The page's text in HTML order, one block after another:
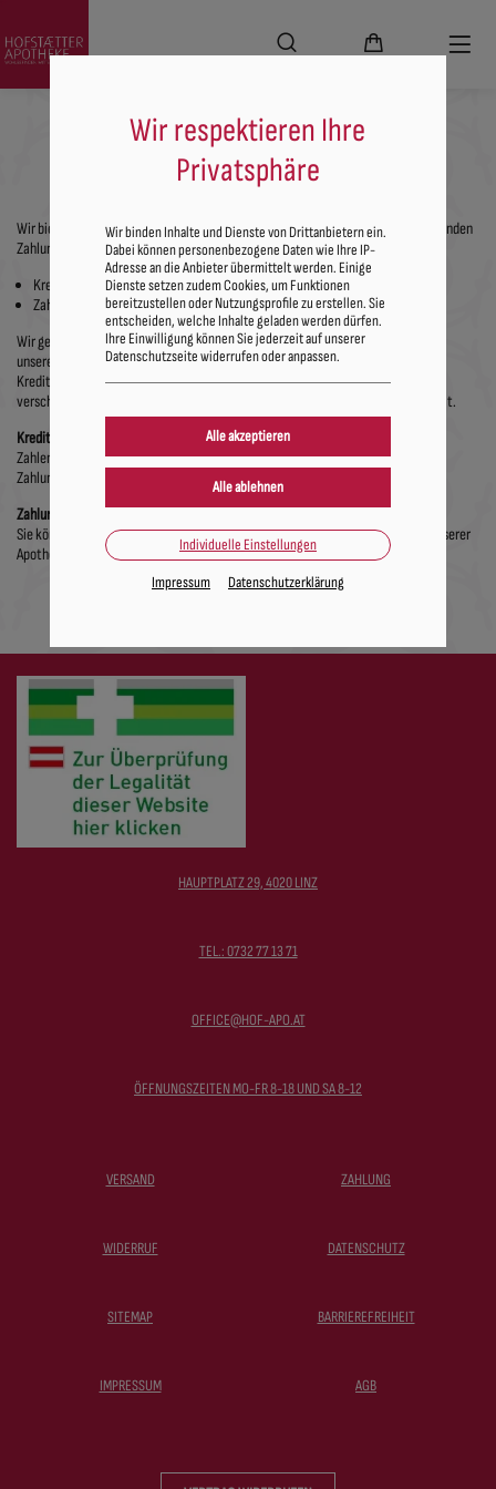
Zahlungsoptionen
Wir bieten mehrere Möglichkeiten, um sicher einzukaufen. Wählen Sie aus folgenden
Zahlungsarten:
Kreditkarte: VISA & Mastercard
Zahlung bei Abholung
Wir gewährleisten zu jeder Zeit 100% Privatsphäre bei Ihrem Online-Einkauf in
unserem Shop: Unser Online-Shop hat keinen Zugang zu Bank- oder
Kreditkartendaten unserer Kunden. Alle Transaktionen werden mittels SSL
verschlüsselt und über den vom Käufer gewählten Zahlungsanbieter abgewickelt.
Kreditkarten:
Zahlen Sie bequem mit Ihrer Kreditkarte von VISA und Mastercard über unseren
Zahlungsanbieter nexi.
Zahlung bei Abholung:
Sie können auch gerne Produkte bei uns vor bestellen und bei der Abholung in unserer
Apotheke bezahlen. Dabei sparen Sie sich die Portokosten.
Wir respektieren Ihre
Privatsphäre
Wir binden Inhalte und Dienste von Drittanbietern ein.
Dabei können personenbezogene Daten wie Ihre IP-
Adresse an die Anbieter übermittelt werden. Einige
Dienste setzen zudem Cookies, um Funktionen
bereitzustellen oder Nutzungsprofile zu erstellen. Sie
entscheiden, welche Inhalte geladen werden dürfen.
Ihre Einwilligung können Sie jederzeit auf unserer
Datenschutzseite widerrufen oder anpassen.
Individuelle Einstellungen
Impressum
Datenschutzerklärung
HAUPTPLATZ 29, 4020 LINZ
TEL.: 0732 77 13 71
OFFICE@HOF-APO.AT
ÖFFNUNGSZEITEN MO-FR 8-18 UND SA 8-12
VERSAND ZAHLUNG
WIDERRUF DATENSCHUTZ
SITEMAP BARRIEREFREIHEIT
IMPRESSUM AGB